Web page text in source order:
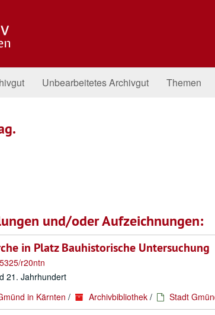
Unbearbeitetes Archivgut Themen
und/oder Aufzeichnungen:
in Platz Bauhistorische Untersuchung
r20ntn
21. Jahrhundert
in Kärnten / Archivbibliothek / Stadt